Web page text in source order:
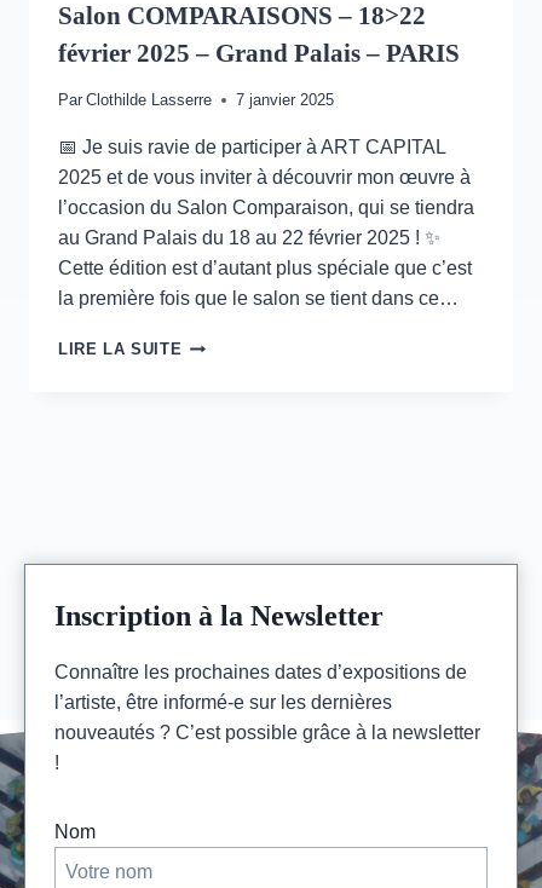
Salon COMPARAISONS – 18>22
février 2025 – Grand Palais – PARIS
Par Clothilde Lasserre 7 janvier 2025
📅 Je suis ravie de participer à ART CAPITAL
2025 et de vous inviter à découvrir mon œuvre à
l’occasion du Salon Comparaison, qui se tiendra
au Grand Palais du 18 au 22 février 2025 ! ✨
Cette édition est d’autant plus spéciale que c’est
la première fois que le salon se tient dans ce…
LIRE LA SUITE SALON
–
Inscription à la Newsletter
Connaître les prochaines dates d’expositions de
l’artiste, être informé-e sur les dernières
nouveautés ? C’est possible grâce à la newsletter
!
Nom